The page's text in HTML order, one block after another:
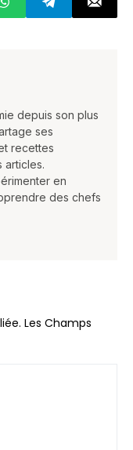
depuis son plus
ses
recettes
articles.
en
des chefs
Les Champs